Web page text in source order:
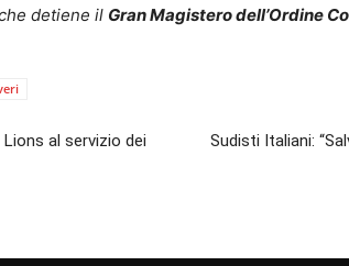
detiene il Gran Magistero dell’Ordine
al servizio dei
Sudisti Italiani: